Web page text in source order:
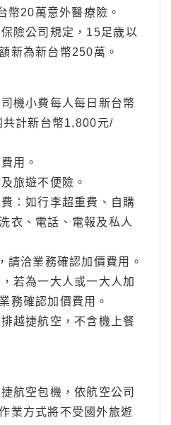
幣20萬意外醫療險。
險公司規定，15足歲以
新為新台幣250萬。
機小費每人每日新台幣
計新台幣1,800元/
用。
旅遊不便險。
：如行李超重費、自購
衣、電話、電報及私人
請洽業務確認加價費用。
若為一大人或一大人加
務確認加價費用。
越捷航空，不含機上餐
航空包機，依航空公司
業方式將不受國外旅遊